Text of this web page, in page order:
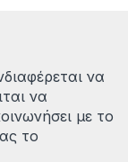
να
να
με το
το